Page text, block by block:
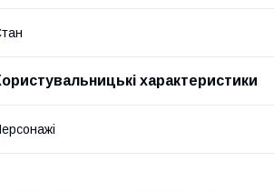
характеристики